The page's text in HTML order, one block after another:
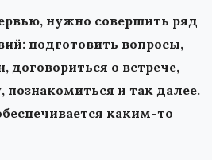
нужно совершить ряд
подготовить вопросы,
договориться о встрече,
познакомиться и так далее.
каким-то